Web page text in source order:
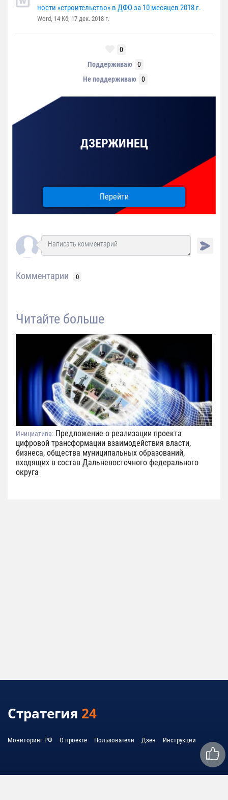
ности «строительство» в ДФО за 10 месяцев 2018 г.
Word, 14 Кб, 17 дек. 2018 г.
0
Поддерживаю
0
Не поддерживаю
0
ДЗЕРЖИНЕЦ
Перейти
Комментарии 0
Читайте больше
Инициатива: Предложение о реализации проекта
цифровой трансформации взаимодействия власти,
бизнеса, общества муниципальных образований,
входящих в состав Дальневосточного федерального
округа
Стратегия 24
Мониторинг РФ О проекте Пользователи Дзен Инструкции